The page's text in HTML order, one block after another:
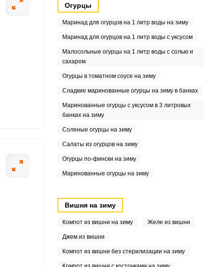
Огурцы
Маринад для огурцов на 1 литр воды на зиму
Маринад для огурцов на 1 литр воды с уксусом
Малосольные огурцы на 1 литр воды с солью и
сахаром
Огурцы в томатном соусе на зиму
Сладкие маринованные огурцы на зиму в банках
Маринованные огурцы с уксусом в 3 литровых
банках на зиму
Соленые огурцы на зиму
Салаты из огурцов на зиму
Огурцы по-фински на зиму
Маринованные огурцы на зиму
Вишня на зиму
Компот из вишни на зиму Желе из вишни
Джем из вишни
Компот из вишни без стерилизации на зиму